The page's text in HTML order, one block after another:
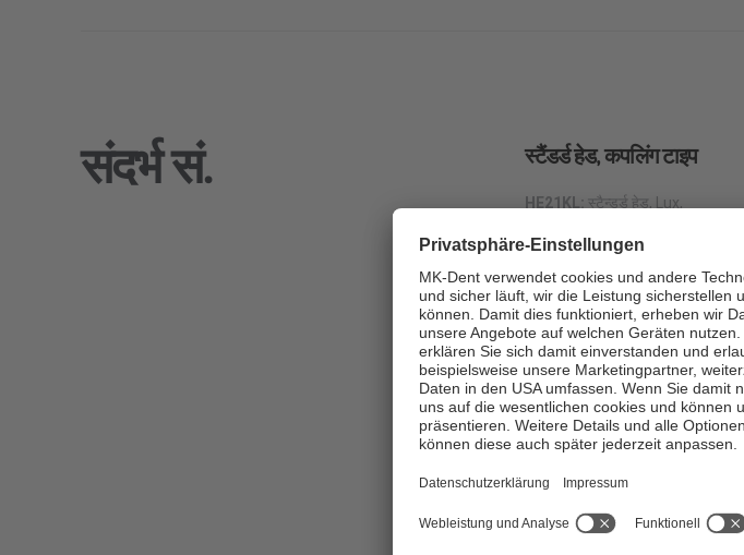
संदर्भ सं. स्टैंडर्ड हेड, कपलिंग टाइप
HE21KL: स्टैन्डर्ड हेड, Lux,
HE21SL:स्टैन्डर्ड हेड, Lux,
Sirona कपलिंग टाइप
HE21NL:
स्टैन्डर्ड हेड, Lux, NSK
कपलिंग टाइप
HE21WL:स्टैन्डर्ड हेड, Lux,
W&H कपलिंग टाइप
HE21K:स्टैन्डर्ड हेड, KaVo
कपलिंग टाइप